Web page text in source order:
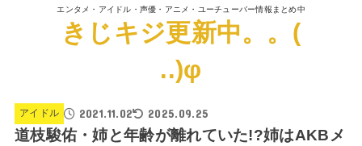
エンタメ・アイドル・声優・アニメ・ユーチューバー情報まとめ中
きじキジ更新中。。(
..)φ
アイドル 2021.11.02 2025.09.25
道枝駿佑・姉と年齢が離れていた!?姉はAKBメ